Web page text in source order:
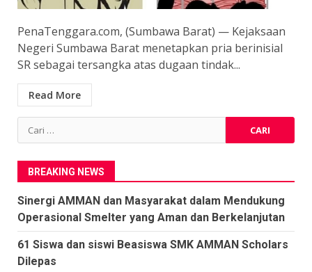
PenaTenggara.com, (Sumbawa Barat) — Kejaksaan
Negeri Sumbawa Barat menetapkan pria berinisial
SR sebagai tersangka atas dugaan tindak...
Read More
Cari
untuk:
BREAKING NEWS
Sinergi AMMAN dan Masyarakat dalam Mendukung
Operasional Smelter yang Aman dan Berkelanjutan
61 Siswa dan siswi Beasiswa SMK AMMAN Scholars
Dilepas